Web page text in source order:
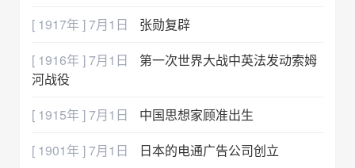
[ 1917年 ] 7月1日
张勋复辟
[ 1916年 ] 7月1日
第一次世界大战中英法发动索姆
河战役
[ 1915年 ] 7月1日
中国思想家顾准出生
[ 1901年 ] 7月1日
日本的电通广告公司创立